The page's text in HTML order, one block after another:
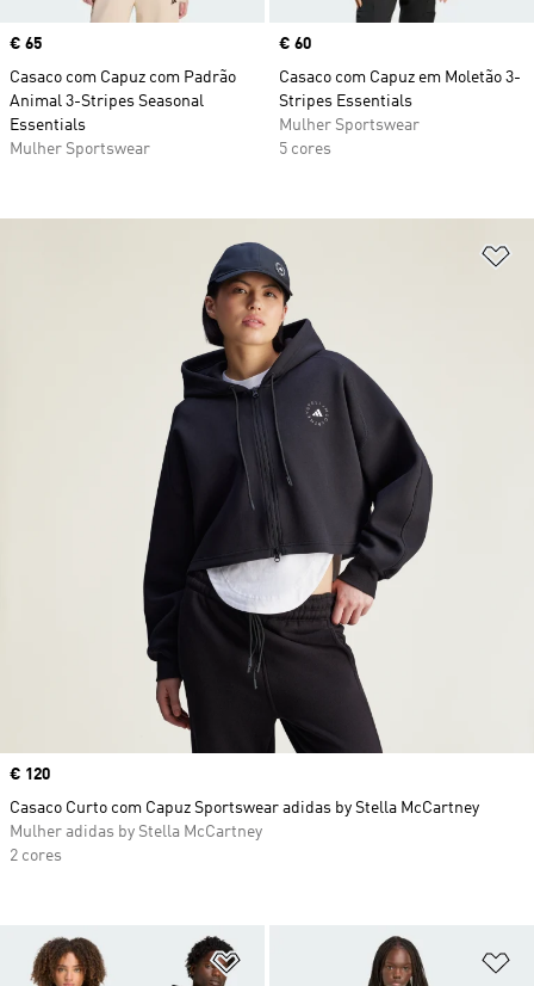
Price
€ 65
Casaco com Capuz com Padrão
Animal 3-Stripes Seasonal
Essentials
Mulher Sportswear
Price
€ 60
Casaco com Capuz em Moletão 3-
Stripes Essentials
Mulher Sportswear
5 cores
Adicionar à Lista de Desejos
Price
€ 120
Casaco Curto com Capuz Sportswear adidas by Stella McCartney
Mulher adidas by Stella McCartney
2 cores